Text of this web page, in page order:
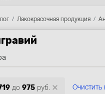
| Вход
Лакокрасочная продукция
до 975 руб. Очистить